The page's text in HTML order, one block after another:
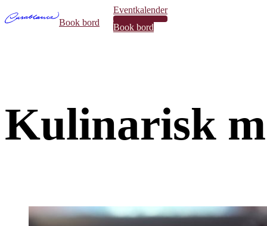
Book bord
Eventkalender
34
Book bord
Kulinarisk